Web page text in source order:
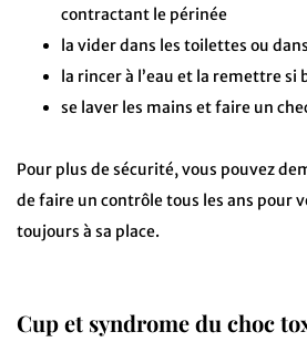
contractant le périnée
la vider dans les toilettes ou
la rincer à l’eau et la remettre si
se laver les mains et faire un
Pour plus de sécurité, vous pouvez
de faire un contrôle tous les ans pour
toujours à sa place.
Cup et syndrome du choc